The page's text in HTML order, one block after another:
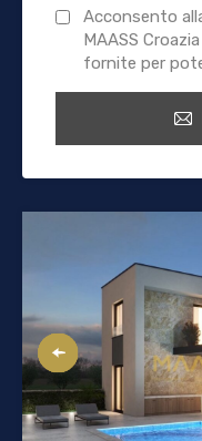
Acconsento
MAASS
fornite per